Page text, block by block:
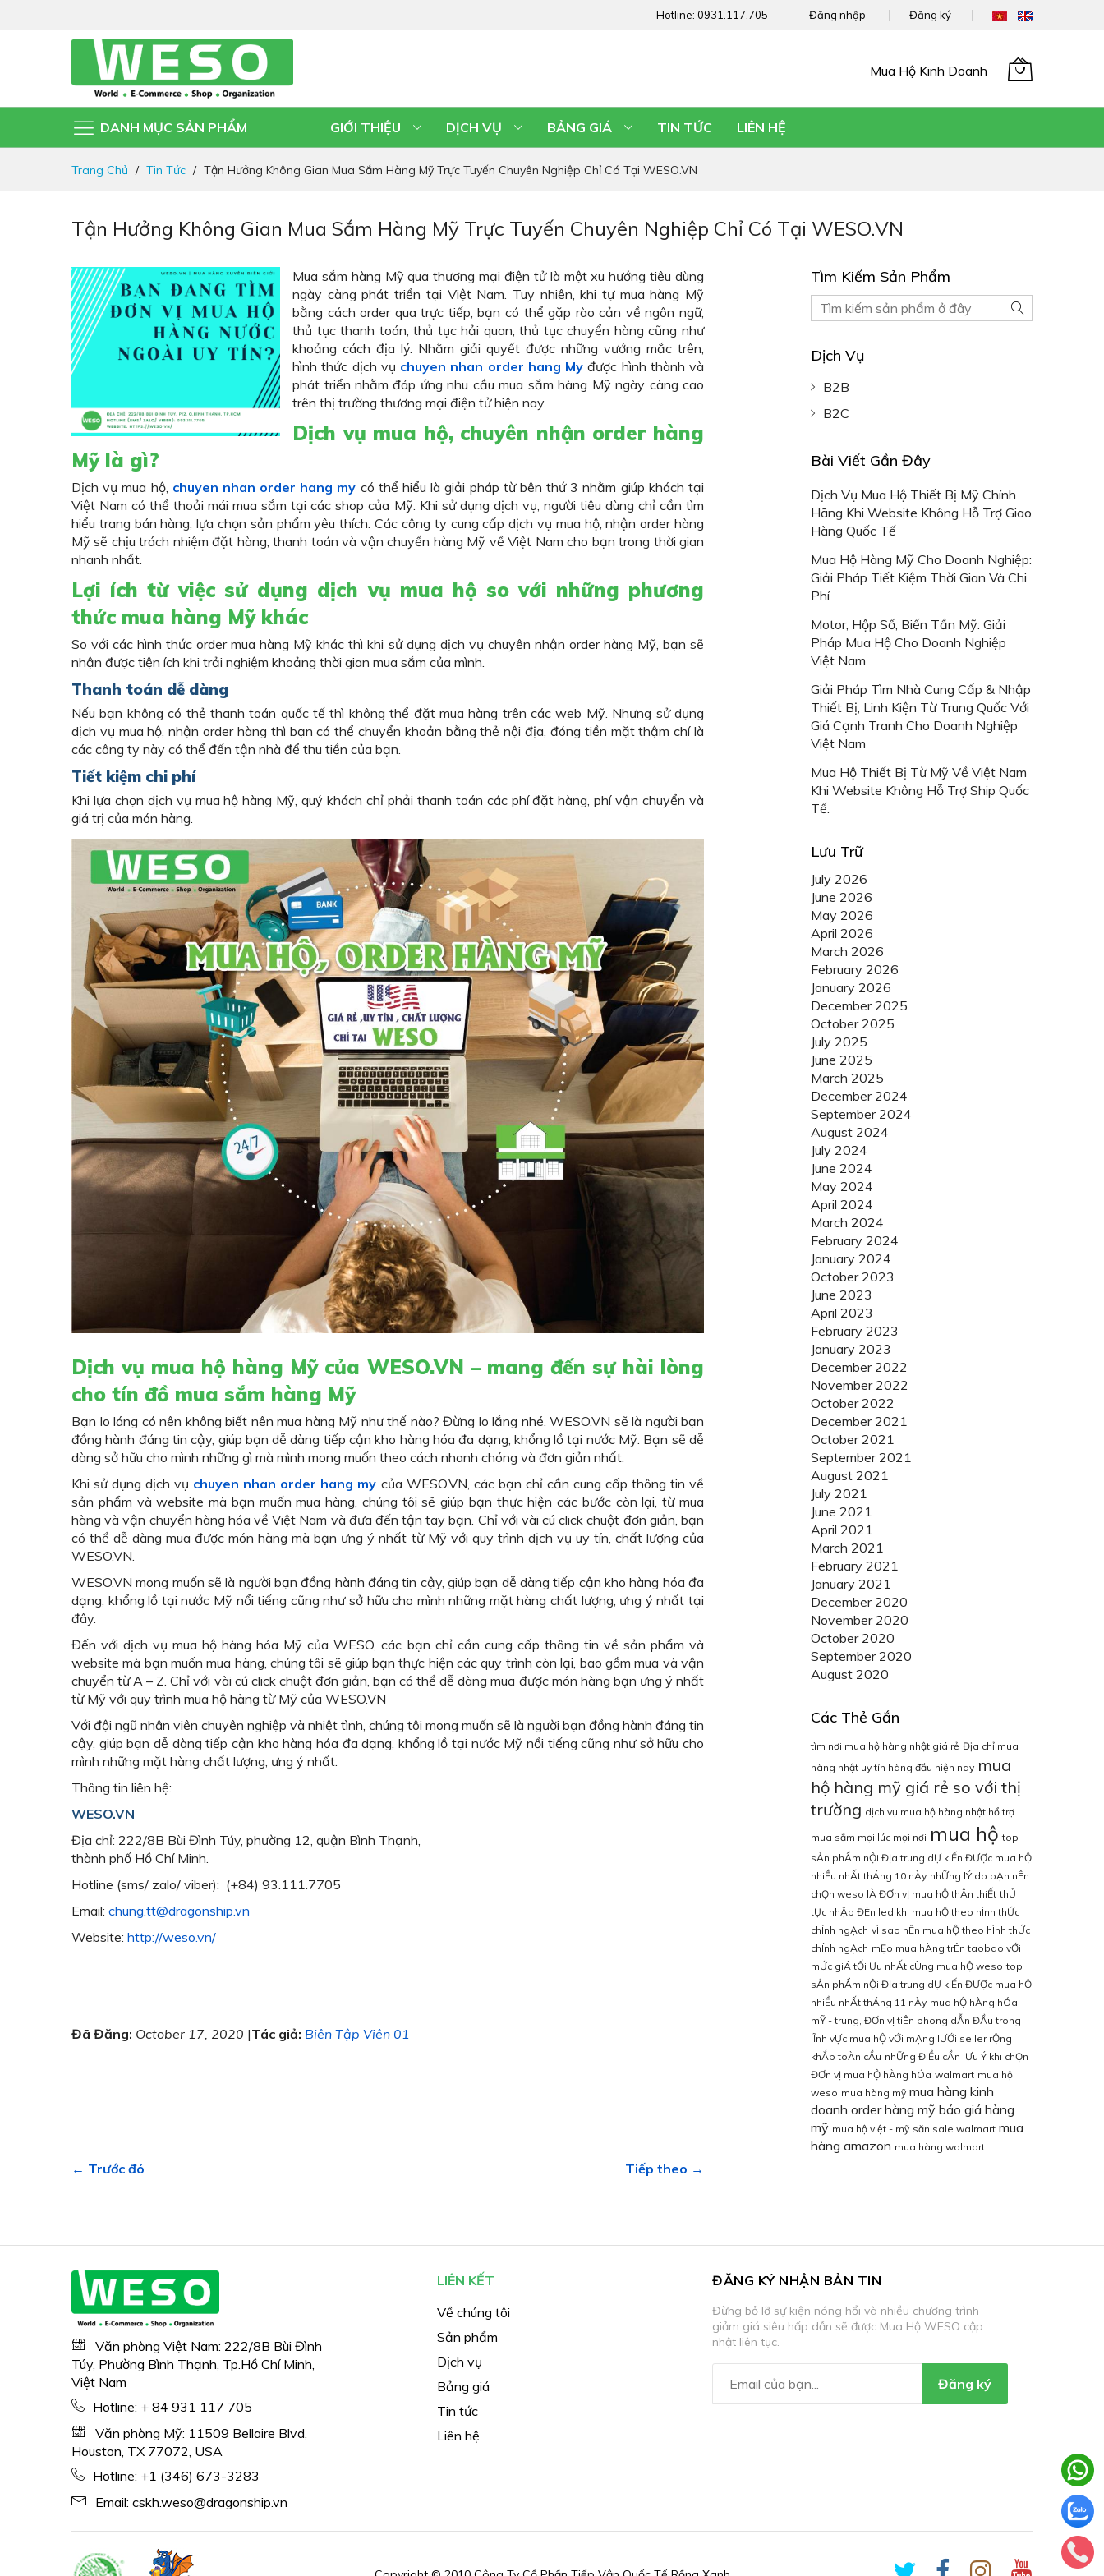
Hotline: 0931.117.705 Đăng nhập Đăng ký
DANH MỤC SẢN PHẨM
Mua Hộ Kinh Doanh
GIỚI THIỆU DỊCH VỤ BẢNG GIÁ TIN TỨC
LIÊN HỆ
Trang Chủ Tin Tức Tận Hưởng Không Gian Mua Sắm Hàng Mỹ Trực Tuyến Chuyên Nghiệp Chỉ Có Tại WESO.VN
Tận Hưởng Không Gian Mua Sắm Hàng Mỹ Trực Tuyến Chuyên Nghiệp Chỉ Có Tại WESO.VN
Mua sắm hàng Mỹ qua thương mại điện tử là một xu hướng tiêu dùng
ngày càng phát triển tại Việt Nam. Tuy nhiên, khi tự mua hàng Mỹ
bằng cách order qua trực tiếp, bạn có thể gặp rào cản về ngôn ngữ,
thủ tục thanh toán, thủ tục hải quan, thủ tục chuyển hàng cũng như
khoảng cách địa lý. Nhằm giải quyết được những vướng mắc trên,
hình thức dịch vụ chuyen nhan order hang My được hình thành và
phát triển nhằm đáp ứng nhu cầu mua sắm hàng Mỹ ngày càng cao
trên thị trường thương mại điện tử hiện nay.
Dịch vụ mua hộ, chuyên nhận order hàng
Mỹ là gì?
Dịch vụ mua hộ, chuyen nhan order hang my có thể hiểu là giải pháp từ bên thứ 3 nhằm giúp khách tại
Việt Nam có thể thoải mái mua sắm tại các shop của Mỹ. Khi sử dụng dịch vụ, người tiêu dùng chỉ cần tìm
hiểu trang bán hàng, lựa chọn sản phẩm yêu thích. Các công ty cung cấp dịch vụ mua hộ, nhận order hàng
Mỹ sẽ chịu trách nhiệm đặt hàng, thanh toán và vận chuyển hàng Mỹ về Việt Nam cho bạn trong thời gian
nhanh nhất.
Lợi ích từ việc sử dụng dịch vụ mua hộ so với những phương
thức mua hàng Mỹ khác
So với các hình thức order mua hàng Mỹ khác thì khi sử dụng dịch vụ chuyên nhận order hàng Mỹ, bạn sẽ
nhận được tiện ích khi trải nghiệm khoảng thời gian mua sắm của mình.
Thanh toán dễ dàng
Nếu bạn không có thẻ thanh toán quốc tế thì không thể đặt mua hàng trên các web Mỹ. Nhưng sử dụng
dịch vụ mua hộ, nhận order hàng thì bạn có thể chuyển khoản bằng thẻ nội địa, đóng tiền mặt thậm chí là
các công ty này có thể đến tận nhà để thu tiền của bạn.
Tiết kiệm chi phí
Khi lựa chọn dịch vụ mua hộ hàng Mỹ, quý khách chỉ phải thanh toán các phí đặt hàng, phí vận chuyển và
giá trị của món hàng.
Dịch vụ mua hộ hàng Mỹ của WESO.VN – mang đến sự hài lòng
cho tín đồ mua sắm hàng Mỹ
Bạn lo láng có nên không biết nên mua hàng Mỹ như thế nào? Đừng lo lắng nhé. WESO.VN sẽ là người bạn
đồng hành đáng tin cậy, giúp bạn dễ dàng tiếp cận kho hàng hóa đa dạng, khổng lồ tại nước Mỹ. Bạn sẽ dễ
dàng sở hữu cho mình những gì mà mình mong muốn theo cách nhanh chóng và đơn giản nhất.
Khi sử dụng dịch vụ chuyen nhan order hang my của WESO.VN, các bạn chỉ cần cung cấp thông tin về
sản phẩm và website mà bạn muốn mua hàng, chúng tôi sẽ giúp bạn thực hiện các bước còn lại, từ mua
hàng và vận chuyển hàng hóa về Việt Nam và đưa đến tận tay bạn. Chỉ với vài cú click chuột đơn giản, bạn
có thể dễ dàng mua được món hàng mà bạn ưng ý nhất từ Mỹ với quy trình dịch vụ uy tín, chất lượng của
WESO.VN.
WESO.VN mong muốn sẽ là người bạn đồng hành đáng tin cậy, giúp bạn dễ dàng tiếp cận kho hàng hóa đa
dạng, khổng lồ tại nước Mỹ nổi tiếng cũng như sở hữu cho mình những mặt hàng chất lượng, ưng ý nhất tại
đây.
Đến với dịch vụ mua hộ hàng hóa Mỹ của WESO, các bạn chỉ cần cung cấp thông tin về sản phẩm và
website mà bạn muốn mua hàng, chúng tôi sẽ giúp bạn thực hiện các quy trình còn lại, bao gồm mua và vận
chuyển từ A – Z. Chỉ với vài cú click chuột đơn giản, bạn có thể dễ dàng mua được món hàng bạn ưng ý nhất
từ Mỹ với quy trình mua hộ hàng từ Mỹ của WESO.VN
Với đội ngũ nhân viên chuyên nghiệp và nhiệt tình, chúng tôi mong muốn sẽ là người bạn đồng hành đáng tin
cậy, giúp bạn dễ dàng tiếp cận kho hàng hóa đa dạng, khổng lồ tại nước Mỹ nổi tiếng cũng như sở hữu cho
mình những mặt hàng chất lượng, ưng ý nhất.
Thông tin liên hệ:
WESO.VN
Địa chỉ: 222/8B Bùi Đình Túy, phường 12, quận Bình Thạnh,
thành phố Hồ Chí Minh.
Hotline (sms/ zalo/ viber): (+84) 93.111.7705
Email: chung.tt@dragonship.vn
Website: http://weso.vn/
Đã Đăng: October 17, 2020 |Tác giả: Biên Tập Viên 01
← Trước đó Tiếp theo →
Tìm Kiếm Sản Phẩm
Tìm
kiếm
phẩm
kiếm
Dịch Vụ
B2B
B2C
Bài Viết Gần Đây
Dịch Vụ Mua Hộ Thiết Bị Mỹ Chính
Hãng Khi Website Không Hỗ Trợ Giao
Hàng Quốc Tế
Mua Hộ Hàng Mỹ Cho Doanh Nghiệp:
Giải Pháp Tiết Kiệm Thời Gian Và Chi
Phí
Motor, Hộp Số, Biến Tần Mỹ: Giải
Pháp Mua Hộ Cho Doanh Nghiệp
Việt Nam
Giải Pháp Tìm Nhà Cung Cấp & Nhập
Thiết Bị, Linh Kiện Từ Trung Quốc Với
Giá Cạnh Tranh Cho Doanh Nghiệp
Việt Nam
Mua Hộ Thiết Bị Từ Mỹ Về Việt Nam
Khi Website Không Hỗ Trợ Ship Quốc
Tế.
Lưu Trữ
July 2026
June 2026
May 2026
April 2026
March 2026
February 2026
January 2026
December 2025
October 2025
July 2025
June 2025
March 2025
December 2024
September 2024
August 2024
July 2024
June 2024
May 2024
April 2024
March 2024
February 2024
January 2024
October 2023
June 2023
April 2023
February 2023
January 2023
December 2022
November 2022
October 2022
December 2021
October 2021
September 2021
August 2021
July 2021
June 2021
April 2021
March 2021
February 2021
January 2021
December 2020
November 2020
October 2020
September 2020
August 2020
Các Thẻ Gắn
tìm nơi mua hộ hàng nhật giá rẻ Địa chỉ mua
hàng nhật uy tín hàng đầu hiện nay mua
hộ hàng mỹ giá rẻ so với thị
trường dịch vụ mua hộ hàng nhật hổ trợ
mua sắm mọi lúc mọi nơi mua hộ top
sẢn phẨm nỘi ĐỊa trung dỰ kiẾn ĐƯỢc mua hỘ
nhiỀu nhẤt thÁng 10 nÀy nhỮng lÝ do bẠn nÊn
chỌn weso lÀ ĐƠn vỊ mua hỘ thÂn thiẾt thỦ
tỤc nhẬp ĐÈn led khi mua hỘ theo hÌnh thỨc
chÍnh ngẠch vÌ sao nÊn mua hỘ theo hÌnh thỨc
chÍnh ngẠch mẸo mua hÀng trÊn taobao vỚi
mỨc giÁ tỐi Ưu nhẤt cÙng mua hỘ weso top
sẢn phẨm nỘi ĐỊa trung dỰ kiẾn ĐƯỢc mua hỘ
nhiỀu nhẤt thÁng 11 nÀy mua hỘ hÀng hÓa
mỸ - trung, ĐƠn vỊ tiÊn phong dẪn ĐẦu trong
lĨnh vỰc mua hỘ vỚi mẠng lƯỚi seller rỘng
khẮp toÀn cẦu nhỮng ĐiỀu cẦn lƯu Ý khi chỌn
ĐƠn vỊ mua hỘ hÀng hÓa walmart mua hộ
weso mua hàng mỹ mua hàng kinh
doanh order hàng mỹ báo giá hàng
mỹ mua hộ việt - mỹ săn sale walmart mua
hàng amazon mua hàng walmart
Văn phòng Việt Nam: 222/8B Bùi Đình
Túy, Phường Bình Thạnh, Tp.Hồ Chí Minh,
Việt Nam
Hotline: + 84 931 117 705
Văn phòng Mỹ: 11509 Bellaire Blvd,
Houston, TX 77072, USA
Hotline: +1 (346) 673-3283
Email: cskh.weso@dragonship.vn
LIÊN KẾT
Về chúng tôi
Sản phẩm
Dịch vụ
Bảng giá
Tin tức
Liên hệ
ĐĂNG KÝ NHẬN BẢN TIN
Đừng bỏ lỡ sự kiện nóng hổi và nhiều chương trình
giảm giá siêu hấp dẫn sẽ được Mua Hộ WESO cập
nhật liên tục.
Đăng ký